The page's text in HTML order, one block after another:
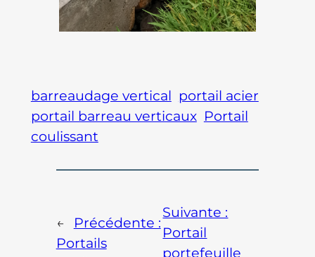
barreaudage vertical portail acier
portail barreau verticaux Portail
coulissant
←
Précédente :
Portails
Suivante :
Portail
portefeuille